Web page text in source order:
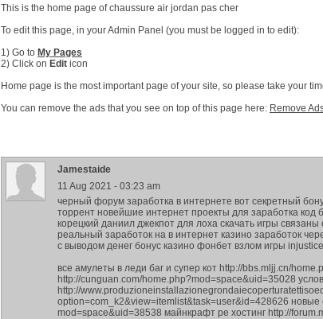
This is the home page of chaussure air jordan pas cher
To edit this page, in your Admin Panel (you must be logged in to edit):
1) Go to My Pages
2) Click on Edit icon
Home page is the most important page of your site, so please take your
You can remove the ads that you see on top of this page here: Remove
Jamestaide
11 Aug 2021 - 03:23 am
черный форум заработка в интернете вот секретный
торрент новейшие интернет проекты для заработка код
корецкий даниил джекпот для лоха скачать игры
реальный заработок на в интернет казино заработок
с выводом денег бонус казино фонбет взлом игры
все амулеты в леди баг и супер кот http://bbs.mljj.cn/
http://cunguan.com/home.php?mod=space&uid=35028
http://
option=com_k2&view=itemlist&task=user&id=428626
mod=space&uid=38538 майнкрафт pe хостинг http://